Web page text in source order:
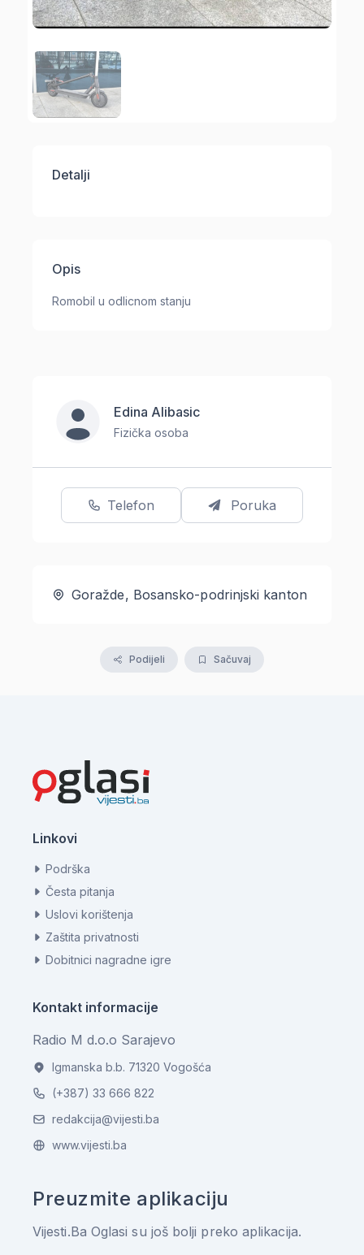
Detalji
Opis
Romobil u odlicnom stanju
Edina Alibasic
Fizička osoba
Telefon Poruka
Goražde, Bosansko-podrinjski kanton
Podijeli Sačuvaj
Linkovi
Podrška
Česta pitanja
Uslovi korištenja
Zaštita privatnosti
Dobitnici nagradne igre
Kontakt informacije
Radio M d.o.o Sarajevo
Igmanska b.b. 71320 Vogošća
(+387) 33 666 822
redakcija@vijesti.ba
www.vijesti.ba
Preuzmite aplikaciju
Vijesti.Ba Oglasi su još bolji preko aplikacija.